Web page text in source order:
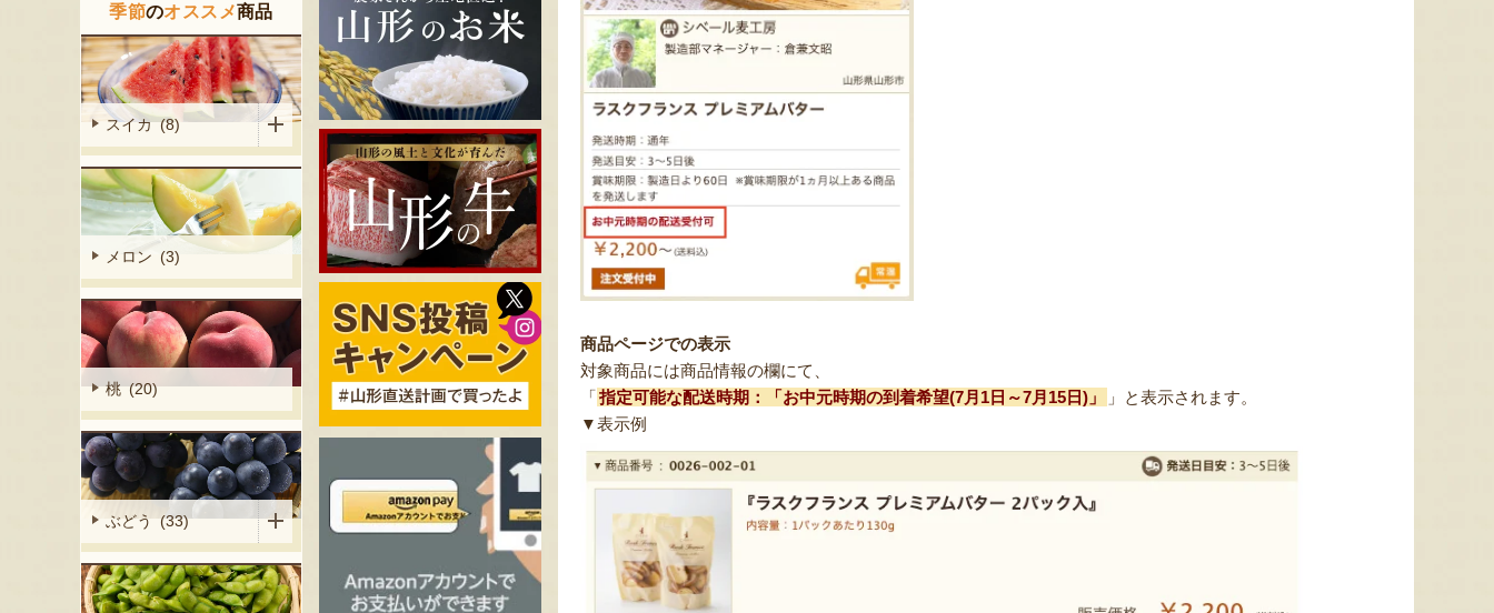
商品ページでの表示
対象商品には商品情報の欄にて、
「指定可能な配送時期：「お中元時期の到着希望(7月1日～7月15日)」
」と表示されます。
▼表示例
季節のオススメ商品
スイカ (8)
メロン (3)
桃 (20)
ぶどう (33)